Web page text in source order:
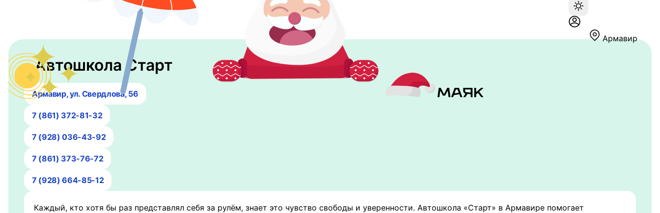
Армавир
Автошкола Старт
Армавир, ул. Свердлова, 56
7 (861) 372-81-32
7 (928) 036-43-92
7 (861) 373-76-72
7 (928) 664-85-12
Каждый, кто хотя бы раз представлял себя за рулём, знает это чувство свободы и уверенности. Автошкола «Старт» в Армавире помогает